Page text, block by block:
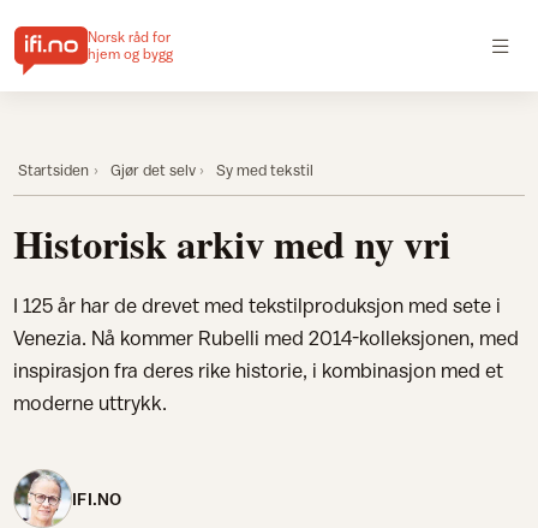
Norsk råd for
hjem og bygg
Startsiden Gjør det selv Sy med tekstil
Historisk arkiv med ny vri
I 125 år har de drevet med tekstilproduksjon med sete i
Venezia. Nå kommer Rubelli med 2014-kolleksjonen, med
inspirasjon fra deres rike historie, i kombinasjon med et
moderne uttrykk.
IFI.NO